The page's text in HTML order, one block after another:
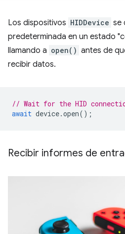
Los dispositivos HIDDevice se
predeterminada en un estado
llamando a open() antes de
recibir datos.
// Wait for the HID
await device.open();
Recibir informes de